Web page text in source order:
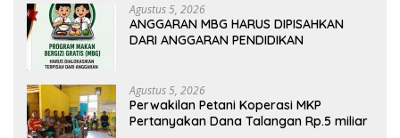
Agustus 5, 2026
ANGGARAN MBG HARUS DIPISAHKAN
DARI ANGGARAN PENDIDIKAN
Agustus 5, 2026
Perwakilan Petani Koperasi MKP
Pertanyakan Dana Talangan Rp.5 miliar